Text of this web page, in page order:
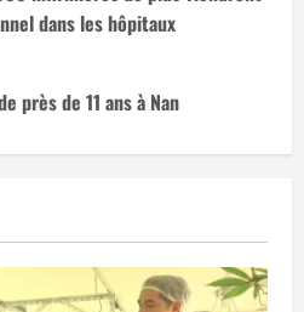
dans les hôpitaux
près de 11 ans à Nan